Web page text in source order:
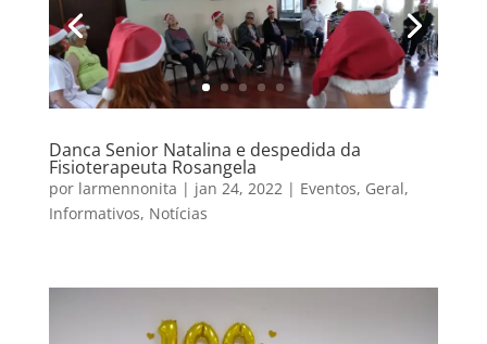
Danca Senior Natalina e despedida da
Fisioterapeuta Rosangela
por larmennonita | jan 24, 2022| Eventos, Geral,
Informativos, Notícias